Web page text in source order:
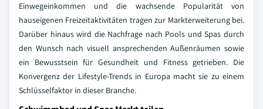
Einwegeinkommen und die wachsende Popularität von
hauseigenen Freizeitaktivitäten tragen zur Markterweiterung bei.
Darüber hinaus wird die Nachfrage nach Pools und Spas durch
den Wunsch nach visuell ansprechenden Außenräumen sowie
ein Bewusstsein für Gesundheit und Fitness getrieben. Die
Konvergenz der Lifestyle-Trends in Europa macht sie zu einem
Schlüsselfaktor in dieser Branche.